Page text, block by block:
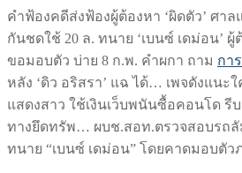
คำฟ้องคดีส่งฟ้องผู้ต้องหา ‘ผิดตัว’ ศาล
กันชดใช้ 20 ล. ทนาย ‘เบนซ์ เดม่อน’
ขอมอบตัว บ่าย 8 ก.พ. คำผกา ถาม กา
หลัง ‘ดิว อริสรา’ แฉ ได้… เพจดังแน
แสดงสาว ใช้เงินเว็บพนันซื้อคอนโด รี
ทางยึดทรัพ… ผบช.สอท.ตรวจสอบรถ
ทนาย “เบนซ์ เดม่อน” โดยคาดมอบตัว